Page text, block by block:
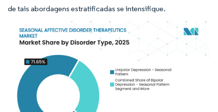
de tais abordagens estratificadas se intensifique.